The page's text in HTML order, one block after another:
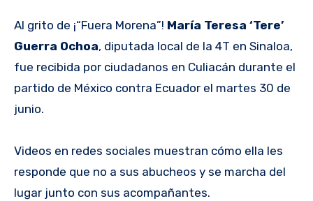
Al grito de ¡“Fuera Morena”! María Teresa ‘Tere’
Guerra Ochoa, diputada local de la 4T en Sinaloa,
fue recibida por ciudadanos en Culiacán durante el
partido de México contra Ecuador el martes 30 de
junio.
Videos en redes sociales muestran cómo ella les
responde que no a sus abucheos y se marcha del
lugar junto con sus acompañantes.